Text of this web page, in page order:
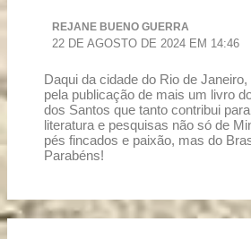
REJANE BUENO GUERRA
22 DE AGOSTO DE 2024 EM 14:46
Daqui da cidade do Rio de
pela publicação de mais um livro
dos Santos que tanto contribui
literatura e pesquisas não só de
pés fincados e paixão, mas do
Parabéns!